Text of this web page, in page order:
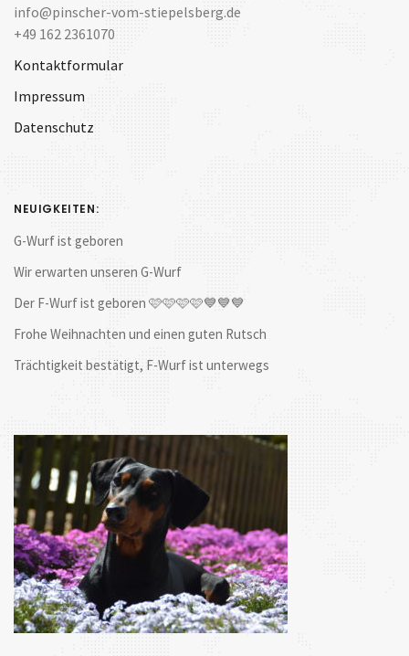
info@pinscher-vom-stiepelsberg.de
+49 162 2361070
Kontaktformular
Impressum
Datenschutz
NEUIGKEITEN:
G-Wurf ist geboren
Wir erwarten unseren G-Wurf
Der F-Wurf ist geboren 🩷🩷🩷🩷💙💙💙
Frohe Weihnachten und einen guten Rutsch
Trächtigkeit bestätigt, F-Wurf ist unterwegs